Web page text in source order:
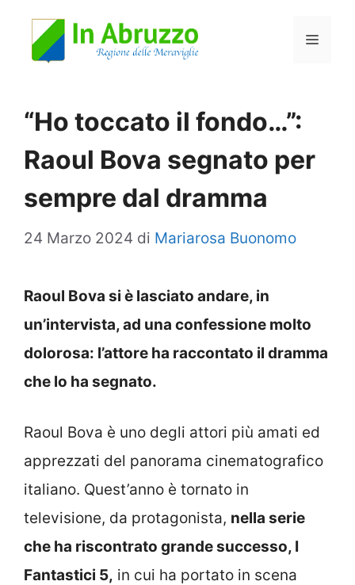
Menu
“Ho toccato il fondo…”:
Raoul Bova segnato per
sempre dal dramma
24 Marzo 2024 di Mariarosa Buonomo
Raoul Bova si è lasciato andare, in
un’intervista, ad una confessione molto
dolorosa: l’attore ha raccontato il dramma
che lo ha segnato.
Raoul Bova è uno degli attori più amati ed
apprezzati del panorama cinematografico
italiano. Quest’anno è tornato in
televisione, da protagonista, nella serie
che ha riscontrato grande successo, I
Fantastici 5, in cui ha portato in scena